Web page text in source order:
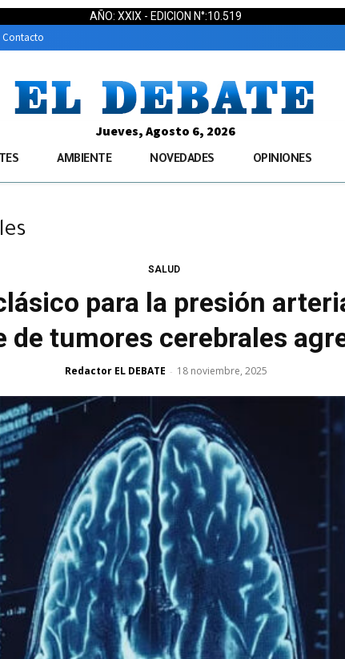
AÑO: XXIX - EDICION N°:10.519
Contacto
Jueves, Agosto 6, 2026
AMBIENTE NOVEDADES OPINIONES
SALUD
para la presión
de tumores cerebrales
Redactor EL DEBATE - 18 noviembre, 2025